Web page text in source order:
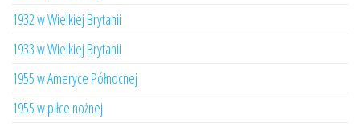
1932 w Wielkiej Brytanii
1933 w Wielkiej Brytanii
1955 w Ameryce Północnej
1955 w piłce nożnej